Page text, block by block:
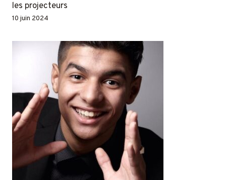
les projecteurs
10 juin 2024